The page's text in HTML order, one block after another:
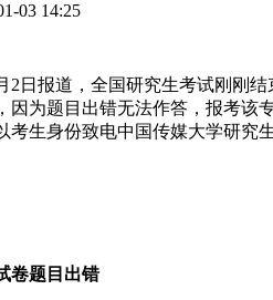
03 14:25
日报道，全国研究生考试刚刚结
因为题目出错无法作答，报考该
考生身份致电中国传媒大学研究
卷题目出错